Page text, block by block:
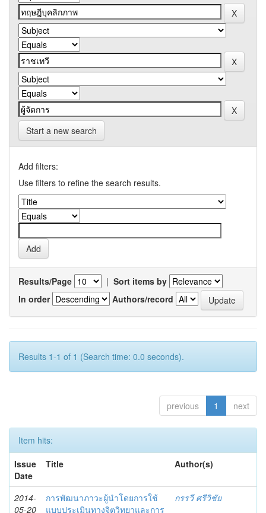
Start a new search
Add filters:
Use filters to refine the search results.
Results/Page | Sort items by
In order
Authors/record
Results 1-1 of 1 (Search time: 0.0 seconds).
previous 1 next
Item hits:
Issue
Date
Title Author(s)
2014-
05-20
การพัฒนาภาวะผู้นำโดยการใช้
แบบประเมินทางจิตวิทยาและการ
กรรวี ศรีวิชัย